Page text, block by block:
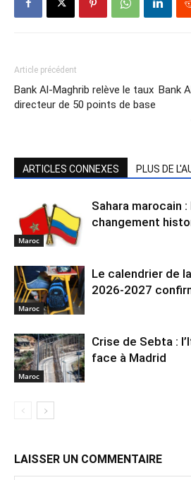
Article précédent
Bank Al-Maghrib relève le taux
directeur de 50 points de base
Bank
ARTICLES CONNEXES PLUS DE
Maroc
Sahara marocain
changement
Maroc
Le calendrier de
2026-2027
Maroc
Crise de Sebta :
face à Madrid
LAISSER UN COMMENTAIRE